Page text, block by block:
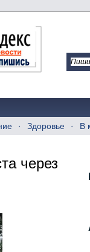
Здоровье В
через